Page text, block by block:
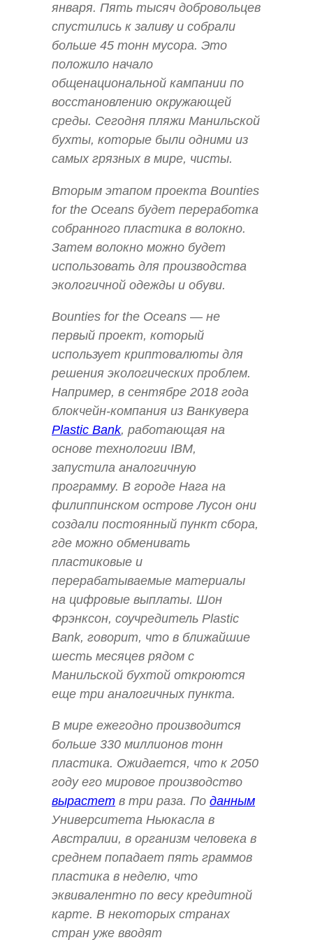
января. Пять тысяч добровольцев
спустились к заливу и собрали
больше 45 тонн мусора. Это
положило начало
общенациональной кампании по
восстановлению окружающей
среды. Сегодня пляжи Манильской
бухты, которые были одними из
самых грязных в мире, чисты.
Вторым этапом проекта Bounties
for the Oceans будет переработка
собранного пластика в волокно.
Затем волокно можно будет
использовать для производства
экологичной одежды и обуви.
Bounties for the Oceans — не
первый проект, который
использует криптовалюты для
решения экологических проблем.
Например, в сентябре 2018 года
блокчейн-компания из Ванкувера
Plastic Bank, работающая на
основе технологии IBM,
запустила аналогичную
программу. В городе Нага на
филиппинском острове Лусон они
создали постоянный пункт сбора,
где можно обменивать
пластиковые и
перерабатываемые материалы
на цифровые выплаты. Шон
Фрэнксон, соучредитель Plastic
Bank, говорит, что в ближайшие
шесть месяцев рядом с
Манильской бухтой откроются
еще три аналогичных пункта.
В мире ежегодно производится
больше 330 миллионов тонн
пластика. Ожидается, что к 2050
году его мировое производство
вырастет в три раза. По данным
Университета Ньюкасла в
Австралии, в организм человека в
среднем попадает пять граммов
пластика в неделю, что
эквивалентно по весу кредитной
карте. В некоторых странах
стран уже вводят